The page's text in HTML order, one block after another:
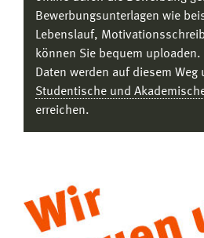
Bewerbungsunterlagen wie
Lebenslauf,
können Sie bequem
Daten werden auf diesem Weg
Studentische und
erreichen.